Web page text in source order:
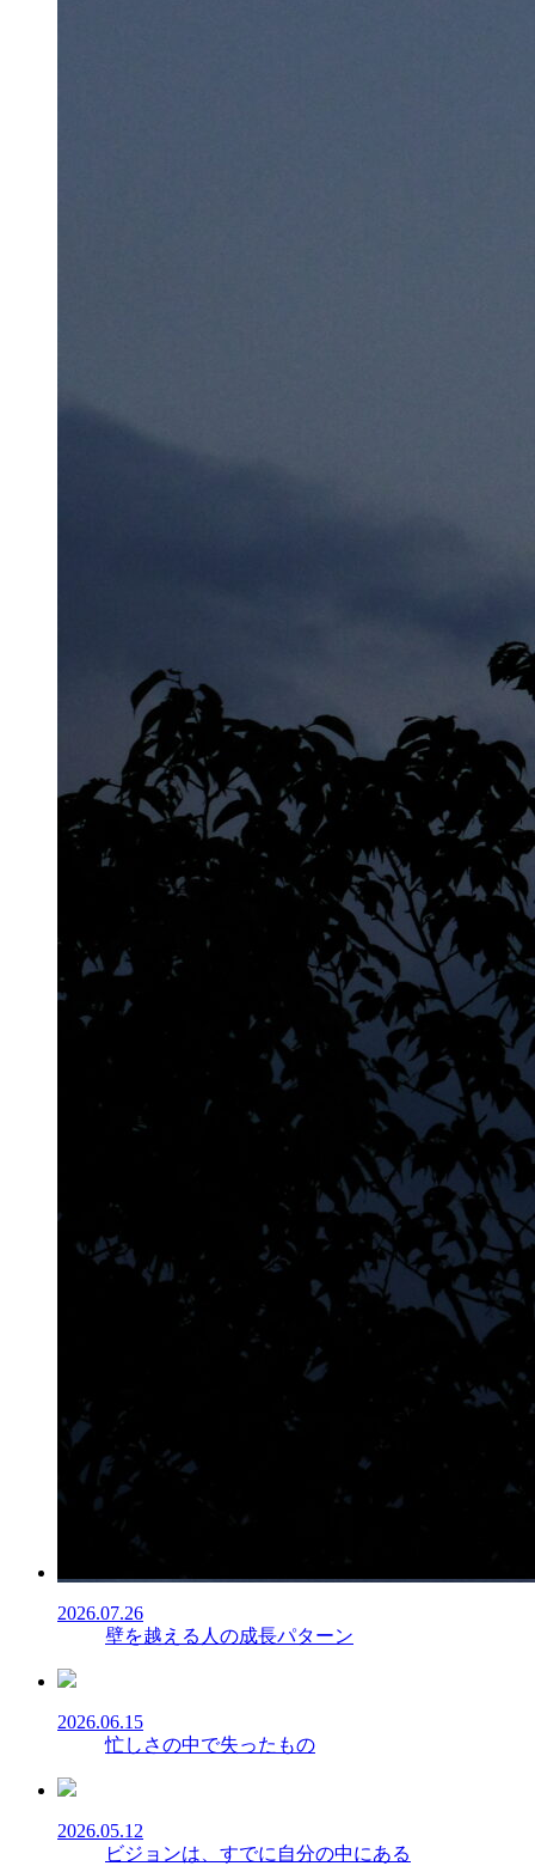
2026.07.26
壁を越える人の成長パターン
2026.06.15
忙しさの中で失ったもの
2026.05.12
ビジョンは、すでに自分の中にある